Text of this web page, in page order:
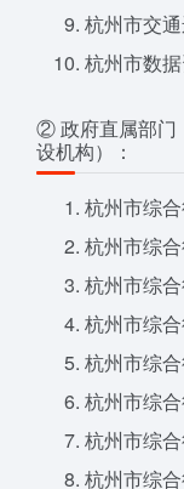
杭州市交
杭州市数
② 政府直属部门
设机构）：
杭州市综
杭州市综
杭州市综
杭州市综
杭州市综
杭州市综
杭州市综
杭州市综